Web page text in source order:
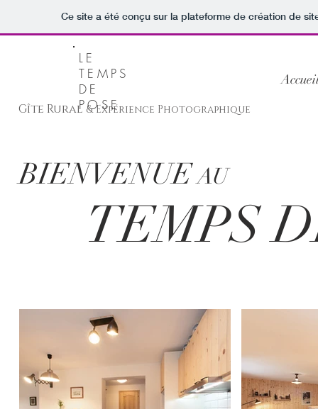
Ce site a été conçu sur la plateforme de création de
LE
TEMPS
DE
POSE
Gîte Rural & Expérience Photographique
BIENVENUEAU
TEMPS